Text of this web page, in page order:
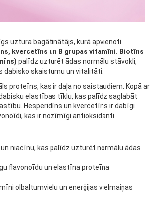
uztura bagātinātājs, kurā apvienoti
kvercetīns un B grupas vitamīni. Biotīns
palīdz uzturēt ādas normālu stāvokli,
dabisko skaistumu un vitalitāti.
proteīns, kas ir daļa no saistaudiem. Kopā ar
elastības tīklu, kas palīdz saglabāt
Hesperidīns un kvercetīns ir dabīgi
kas ir nozīmīgi antioksidanti.
niacīnu, kas palīdz uzturēt normālu ādas
flavonoīdu un elastīna proteīna
olbaltumvielu un enerģijas vielmaiņas